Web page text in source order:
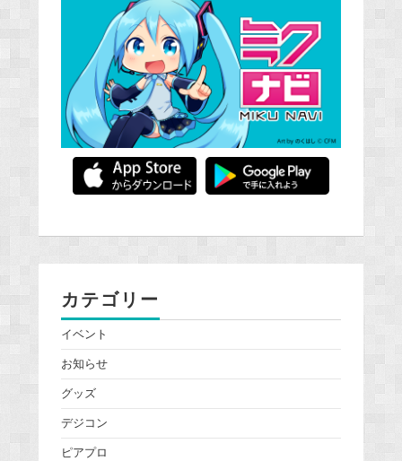
カテゴリー
イベント
お知らせ
グッズ
デジコン
ピアプロ